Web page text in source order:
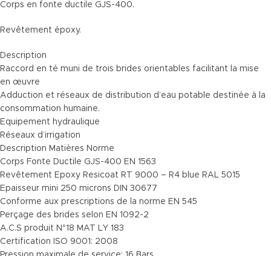
Corps en fonte ductile GJS-400.
Revêtement époxy.
Description
Raccord en té muni de trois brides orientables facilitant la mise
en œuvre
Adduction et réseaux de distribution d’eau potable destinée à la
consommation humaine.
Equipement hydraulique
Réseaux d’irrigation
Description Matières Norme
Corps Fonte Ductile GJS-400 EN 1563
Revêtement Epoxy Resicoat RT 9000 – R4 blue RAL 5015
Epaisseur mini 250 microns DIN 30677
Conforme aux prescriptions de la norme EN 545
Perçage des brides selon EN 1092-2
A.C.S produit N°18 MAT LY 183
Certification ISO 9001: 2008